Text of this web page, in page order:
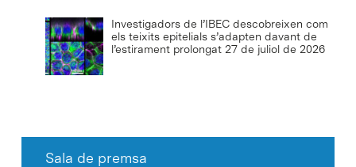
Investigadors de l’IBEC descobreixen com
els teixits epitelials s’adapten davant de
l’estirament prolongat 27 de juliol de 2026
Sala de premsa